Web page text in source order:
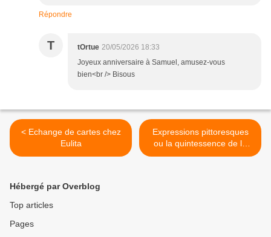
Répondre
T tOrtue 20/05/2026 18:33
Joyeux anniversaire à Samuel, amusez-vous
bien<br /> Bisous
< Echange de cartes chez
Eulita
Expressions pittoresques
ou la quintessence de la
sapience >
Hébergé par Overblog
Top articles
Pages